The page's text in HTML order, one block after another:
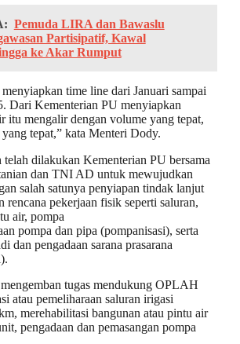
Pemuda LIRA dan Bawaslu
Partisipatif, Kawal
ke Akar Rumput
time line dari Januari sampai
Dari Kementerian PU menyiapkan
itu mengalir dengan volume yang tepat,
tepat,” kata Menteri Dody.
dilakukan Kementerian PU bersama
dan TNI AD untuk mewujudkan
salah satunya penyiapan tindak lanjut
rencana pekerjaan fisik seperti saluran,
air, pompa
pompa dan pipa (pompanisasi), serta
dan pengadaan sarana prasarana
tugas mendukung OPLAH
atau pemeliharaan saluran irigasi
merehabilitasi bangunan atau pintu air
pengadaan dan pemasangan pompa